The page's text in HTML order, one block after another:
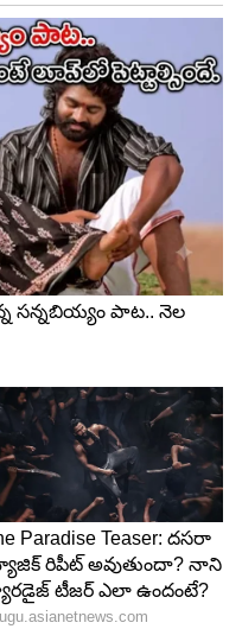
హోటల్‌లోనే డిన్నర్
టూ అయోధ్య
రోడ్డు మార్గంలో
దారిలో బారా ఇమాంబరా,
అయోధ్యకు చేరుకున్నాక
తర్వాత రామలల్లా
సరయూ ఘాట్‌లను
ముగించుకుని అక్కడే